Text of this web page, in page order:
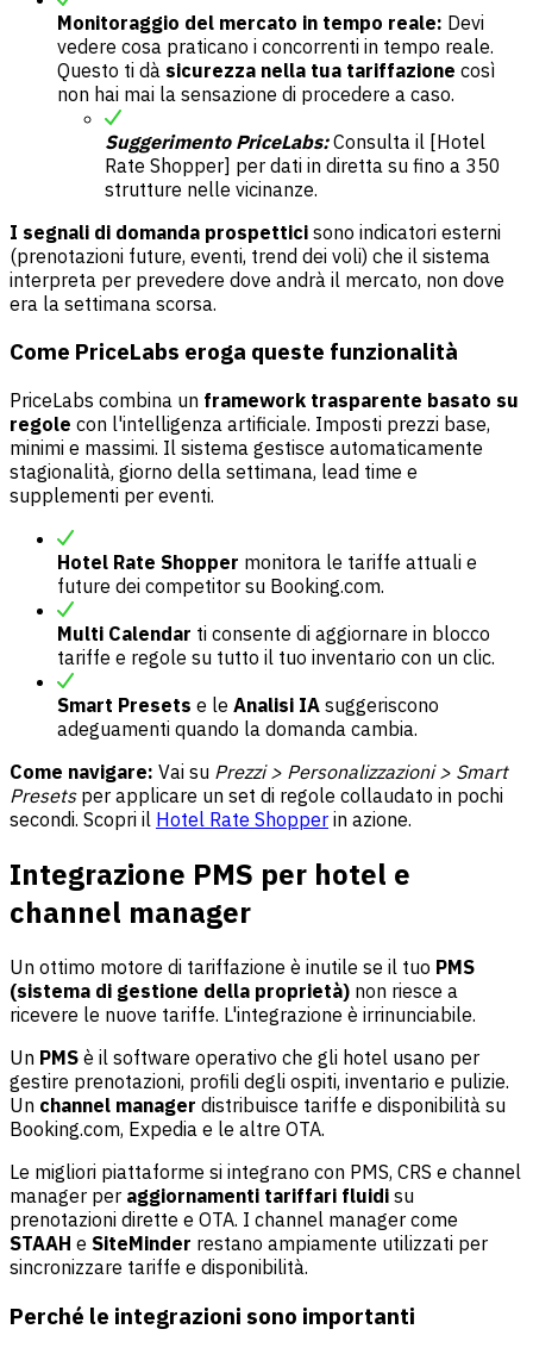
Monitoraggio del mercato in tempo reale: Devi
vedere cosa praticano i concorrenti in tempo reale.
Questo ti dà sicurezza nella tua tariffazione così
non hai mai la sensazione di procedere a caso.
Suggerimento PriceLabs:Consulta il [Hotel
Rate Shopper] per dati in diretta su fino a 350
strutture nelle vicinanze.
I segnali di domanda prospettici sono indicatori esterni
(prenotazioni future, eventi, trend dei voli) che il sistema
interpreta per prevedere dove andrà il mercato, non dove
era la settimana scorsa.
Come PriceLabs eroga queste funzionalità
PriceLabs combina un framework trasparente basato su
regole con l'intelligenza artificiale. Imposti prezzi base,
minimi e massimi. Il sistema gestisce automaticamente
stagionalità, giorno della settimana, lead time e
supplementi per eventi.
Hotel Rate Shopper monitora le tariffe attuali e
future dei competitor su Booking.com.
Multi Calendar ti consente di aggiornare in blocco
tariffe e regole su tutto il tuo inventario con un clic.
Smart Presets e le Analisi IA suggeriscono
adeguamenti quando la domanda cambia.
Come navigare: Vai su Prezzi > Personalizzazioni > Smart
Presetsper applicare un set di regole collaudato in pochi
secondi. Scopri il Hotel Rate Shopper in azione.
Integrazione PMS per hotel e
channel manager
Un ottimo motore di tariffazione è inutile se il tuo PMS
(sistema di gestione della proprietà) non riesce a
ricevere le nuove tariffe. L'integrazione è irrinunciabile.
Un PMS è il software operativo che gli hotel usano per
gestire prenotazioni, profili degli ospiti, inventario e pulizie.
Un channel manager distribuisce tariffe e disponibilità su
Booking.com, Expedia e le altre OTA.
Le migliori piattaforme si integrano con PMS, CRS e channel
manager per aggiornamenti tariffari fluidi su
prenotazioni dirette e OTA. I channel manager come
STAAH e SiteMinder restano ampiamente utilizzati per
sincronizzare tariffe e disponibilità.
Perché le integrazioni sono importanti